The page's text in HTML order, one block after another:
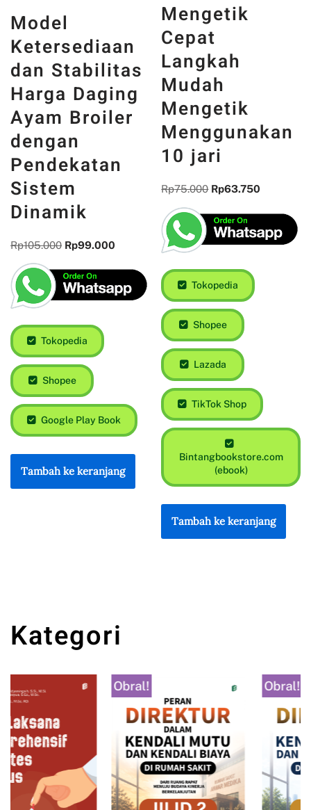
Model
Ketersediaan
dan Stabilitas
Harga Daging
Ayam Broiler
dengan
Pendekatan
Sistem
Dinamik
Rp105.000 Rp99.000
Tokopedia
Shopee
Google Play Book
Tambah ke keranjang
Mengetik
Cepat
Langkah
Mudah
Mengetik
Menggunakan
10 jari
Rp75.000 Rp63.750
Tokopedia
Shopee
Lazada
TikTok Shop
Bintangbookstore.com
(ebook)
Tambah ke keranjang
Kategori
Obral!